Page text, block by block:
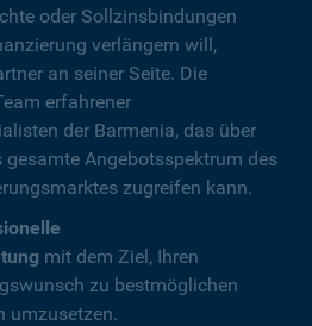
oder Sollzinsbindungen
verlängern will,
an seiner Seite. Die
erfahrener
der Barmenia, das über
Angebotsspektrum des
zugreifen kann.
mit dem Ziel, Ihren
zu bestmöglichen
umzusetzen.